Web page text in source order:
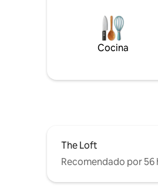
atracciones de 'Home
Disfruta de una
camas cómodas y el
que hace que los
casa.
Cocina
The Loft
Recomendado por